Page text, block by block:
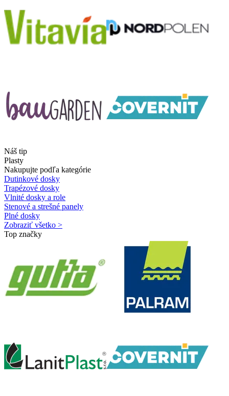
Náš tip
Plasty
Nakupujte podľa kategórie
Dutinkové dosky
Trapézové dosky
Vlnité dosky a role
Stenové a strešné panely
Plné dosky
Zobraziť všetko >
Top značky